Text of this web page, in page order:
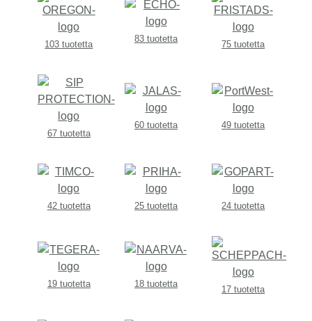
103 tuotetta
83 tuotetta
75 tuotetta
67 tuotetta
60 tuotetta 49 tuotetta
42 tuotetta 25 tuotetta 24 tuotetta
19 tuotetta 18 tuotetta
17 tuotetta